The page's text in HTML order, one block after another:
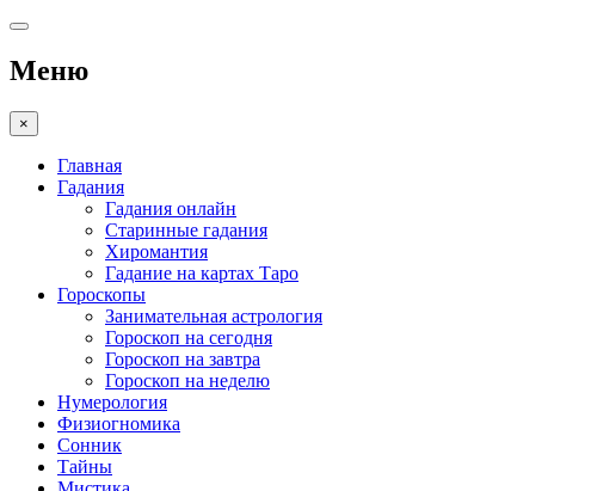
Меню
×
Главная
Гадания
Гадания онлайн
Старинные гадания
Хиромантия
Гадание на картах Таро
Гороскопы
Занимательная астрология
Гороскоп на сегодня
Гороскоп на завтра
Гороскоп на неделю
Нумерология
Физиогномика
Сонник
Тайны